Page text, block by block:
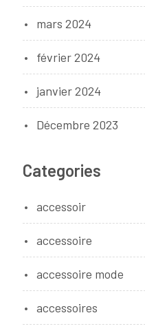
mars 2024
février 2024
janvier 2024
Décembre 2023
Categories
accessoir
accessoire
accessoire mode
accessoires